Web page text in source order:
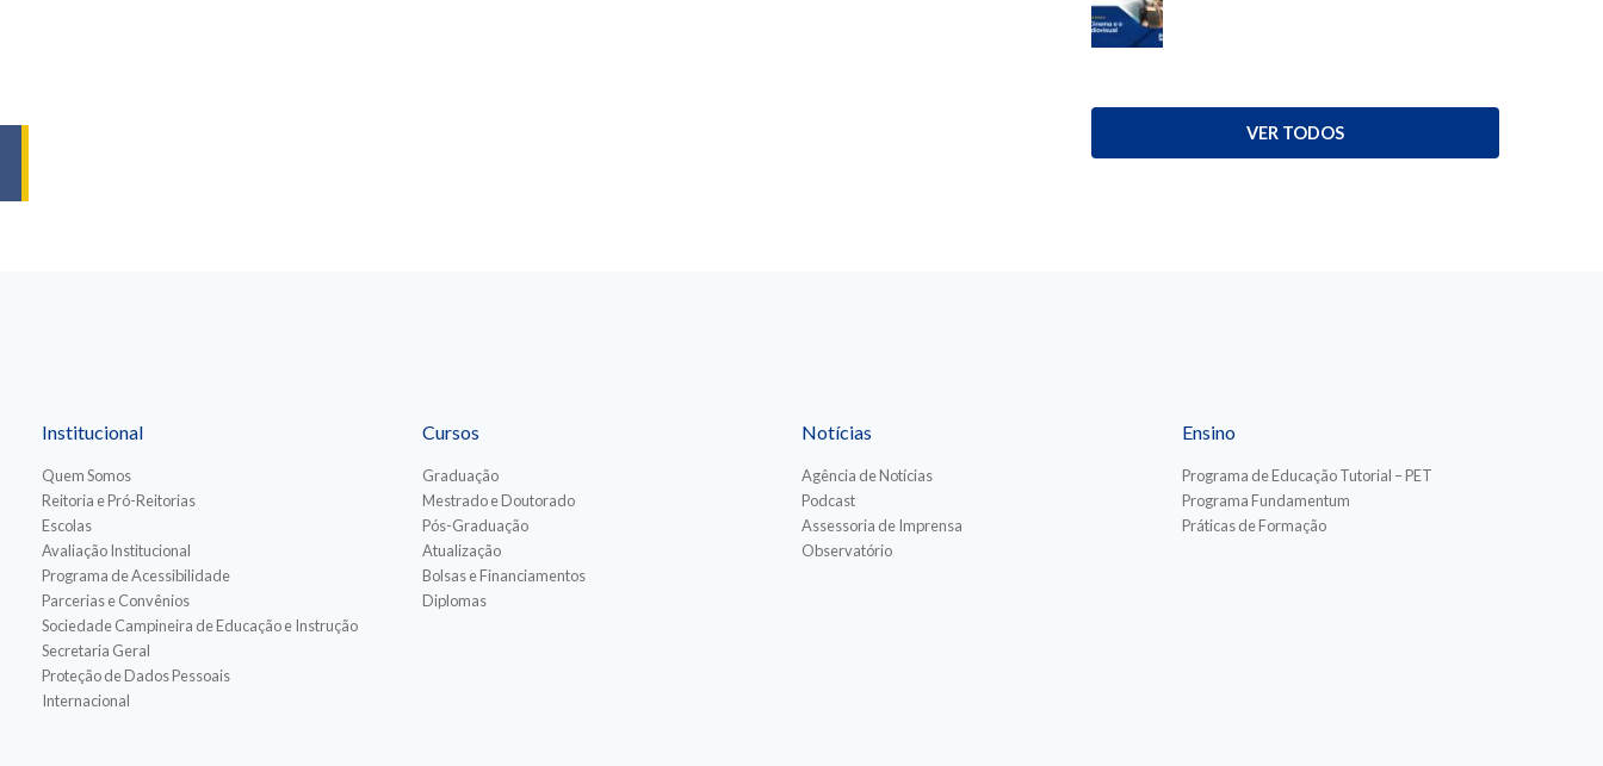
VER TODOS
Institucional
Quem Somos
Reitoria e Pró-Reitorias
Escolas
Avaliação Institucional
Programa de Acessibilidade
Parcerias e Convênios
Sociedade Campineira de Educação e Instrução
Secretaria Geral
Proteção de Dados Pessoais
Internacional
Cursos
Graduação
Mestrado e Doutorado
Pós-Graduação
Atualização
Bolsas e Financiamentos
Diplomas
Notícias
Agência de Notícias
Podcast
Assessoria de Imprensa
Observatório
Ensino
Programa de Educação Tutorial – PET
Programa Fundamentum
Práticas de Formação